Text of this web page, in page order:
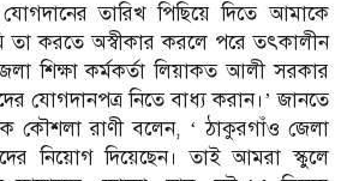
তা‌রিখ‌ পি‌ছিয়ে দিতে আমাকে
করতে অস্বীকার করলে পরে তৎকালীন
শিক্ষা কর্মকর্তা লিয়াকত আলী সরকার
যোগদানপত্র নিতে বাধ্য করান।’ জানতে
কৌশলা রাণী বলেন, ‘ ঠাকুরগাঁও জেলা
নিয়োগ দিয়েছেন। তাই আমরা স্কুলে